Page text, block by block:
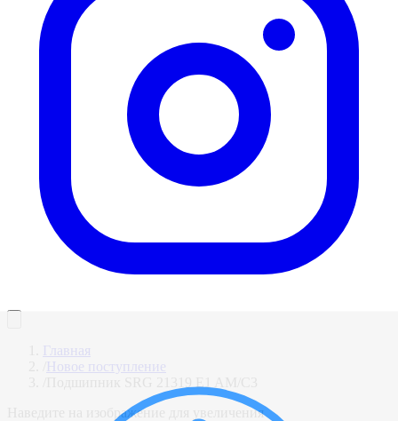
Главная
Новое поступление
Наведите на изображение для увеличения